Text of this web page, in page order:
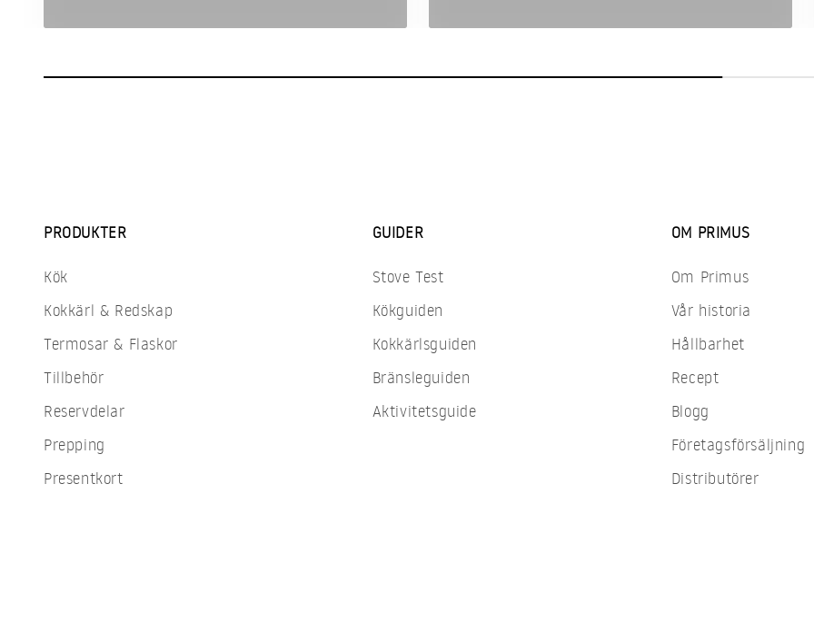
PRODUKTER
Kök
Kokkärl & Redskap
Termosar & Flaskor
Tillbehör
Reservdelar
Prepping
Presentkort
GUIDER
Stove Test
Kökguiden
Kokkärlsguiden
Bränsleguiden
Aktivitetsguide
OM PRIMUS
Om Primus
Vår historia
Hållbarhet
Recept
Blogg
Företagsförsäljning
Distributörer